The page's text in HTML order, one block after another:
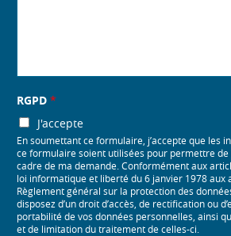
RGPD *
J'accepte
En soumettant ce formulaire, j’accepte que les
ce formulaire soient utilisées pour permettre
cadre de ma demande. Conformément aux
loi informatique et liberté du 6 janvier 1978 aux
Règlement général sur la protection des
disposez d’un droit d’accès, de rectification ou
portabilité de vos données personnelles, ainsi
et de limitation du traitement de celles-ci.